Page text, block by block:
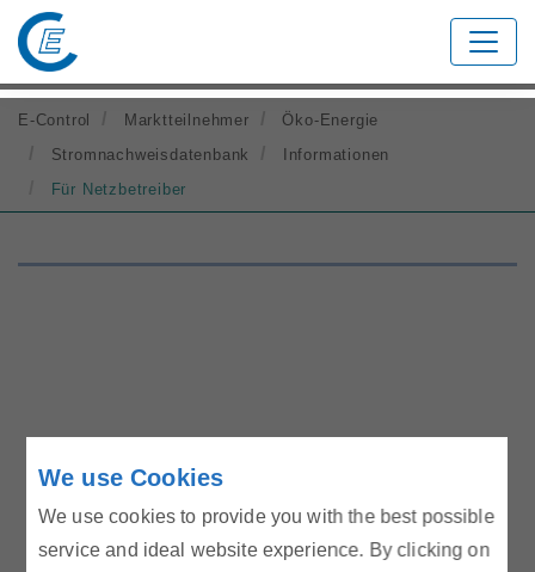
We use Cookies
We use cookies to provide you with the best possible
service and ideal website experience. By clicking on
Suchbegriff eingeben
Marktteilnehmer
E-Control Marktteilnehmer
Öko-Energie
Stromnachweisdatenbank
Informationen
Für Netzbetreiber